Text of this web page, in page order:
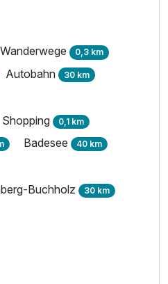
Wanderwege 0,3 km
Autobahn 30 km
Shopping 0,1 km
Badesee 40 km
Buchholz 30 km